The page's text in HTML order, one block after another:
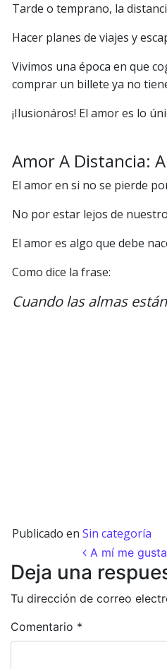
Tarde o temprano, la
Hacer planes de viajes y
Vivimos una época en que
comprar un billete ya no
¡Ilusionáros! El amor es lo
Amor A Distancia:
El amor en si no se pierde
No por estar lejos de
El amor es algo que debe
Como dice la frase:
Cuando las almas
Publicado en Sin categoría
A mí me
Deja una
Tu dirección de correo
Comentario *